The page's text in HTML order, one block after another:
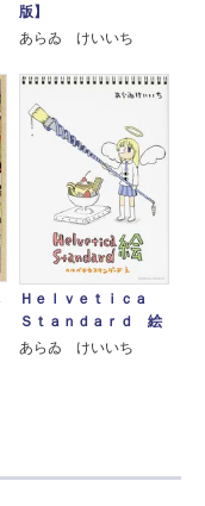
版】
あらゐ けいいち
Ｈｅｌｖｅｔｉｃａ
Ｓｔａｎｄａｒｄ 絵
あらゐ けいいち